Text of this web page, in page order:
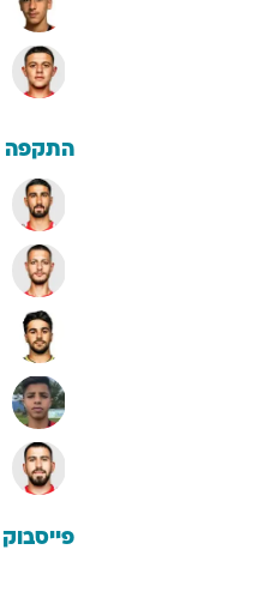
התקפה
פייסבוק